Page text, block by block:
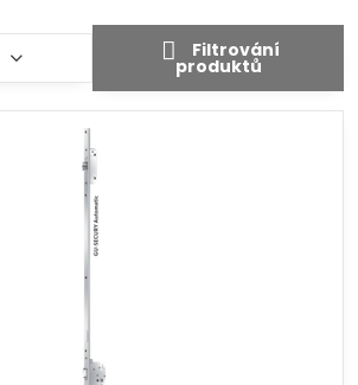
Filtrování
produktů